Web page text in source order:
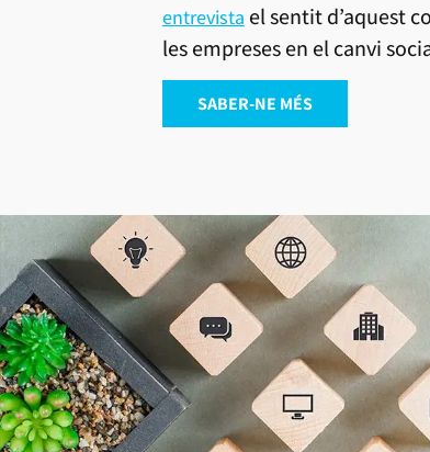
entrevista el sentit d’aquest
les empreses en el canvi
SABER-NE MÉS